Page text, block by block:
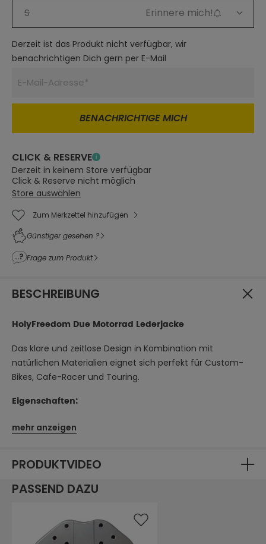
S
Erinnere mich!
Derzeit ist das Produkt nicht verfügbar, wir
benachrichtigen Dich gern per E-Mail
BENACHRICHTIGE MICH
CLICK & RESERVE
Derzeit in keinem Store verfügbar
Click & Reserve nicht möglich
Store auswählen
Zum Merkzettel hinzufügen
Günstiger gesehen ?
Frage zum Produkt
BESCHREIBUNG
HolyFreedom Due Motorrad Lederjacke
Das klare und zeitlose Design in Kombination mit
natürlichen Materialien eignet sich perfekt für Custom-
Bikes, Cafe-Racer und Touring.
Eigenschaften:
aus Rindsleder gefertigt, abriebfest
alle externen Patches sind HolyFreedom®-Originale
die Jacke hat insgesamt 2 Außen- und 3 Innentaschen
Innenfutter der Jacke aus Baumwolle mit karierter
Spezifikationen:
mehr anzeigen
PRODUKTVIDEO
PASSEND DAZU